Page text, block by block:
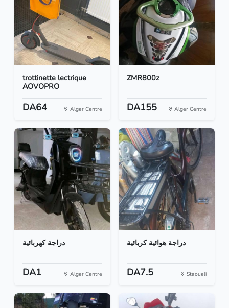
trottinette lectrique
AOVOPRO
DA64 Alger Centre
ZMR800z
DA155 Alger Centre
دراجة كهربائية
DA1 Alger Centre
دراجة هوائية كربائية
DA7.5 Staoueli